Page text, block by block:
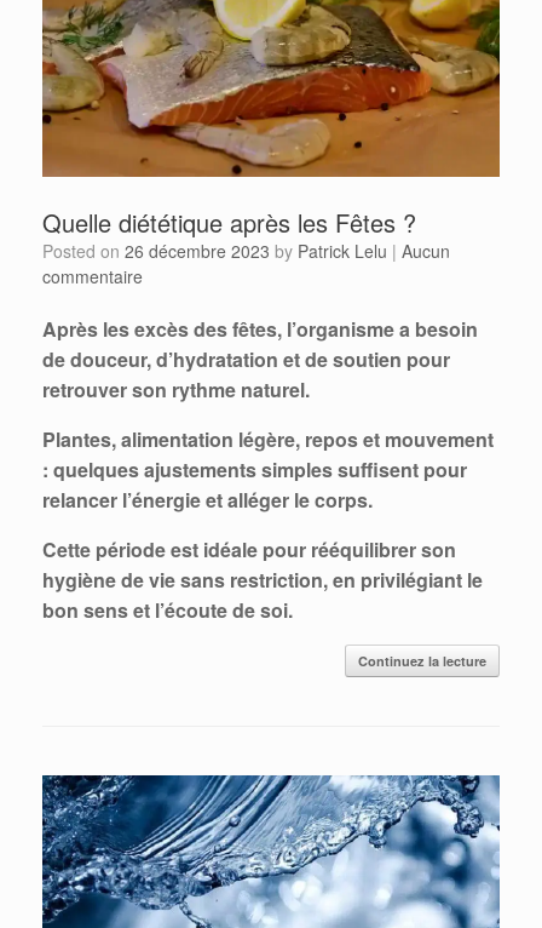
Quelle diététique après les Fêtes ?
Posted on 26 décembre 2023 by Patrick Lelu | Aucun
commentaire
Après les excès des fêtes, l’organisme a besoin
de douceur, d’hydratation et de soutien pour
retrouver son rythme naturel.
Plantes, alimentation légère, repos et mouvement
: quelques ajustements simples suffisent pour
relancer l’énergie et alléger le corps.
Cette période est idéale pour rééquilibrer son
hygiène de vie sans restriction, en privilégiant le
bon sens et l’écoute de soi.
Continuez la lecture